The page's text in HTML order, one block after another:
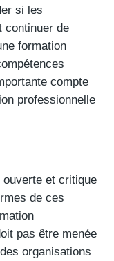
si les
continuer de
formation
compte
professionnelle
et critique
de ces
pas être menée
organisations